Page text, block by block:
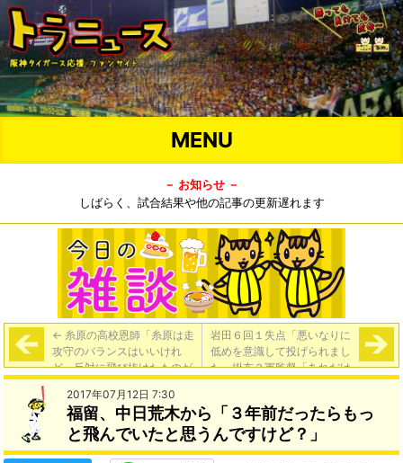
MENU
－ お知らせ －
しばらく、試合結果や他の記事の更新遅れます
← 糸原の高校恩師「糸原は走
攻守のバランスはいいけれ
ど、反対に飛び抜けたものが
なかった。だけど、やってや
るという“魂”は高校時代から
ナンバーワン」
岩田６回１失点「悪いなりに
低めを意識して投げられまし
た」掛布２軍監督「あれだけ
走者を出して粘ったのは評価
2017年07月12日 7:30
福留、中日荒木から「３年前だったらもっ
と飛んでいたと思うんですけど？」